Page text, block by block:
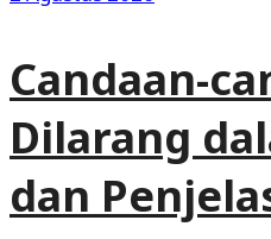
Candaan-
Dilarang
dan